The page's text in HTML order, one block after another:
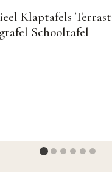
Klaptafels
Schooltafel